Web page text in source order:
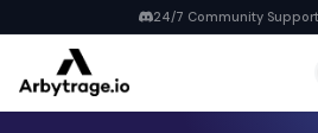
24/7 Community